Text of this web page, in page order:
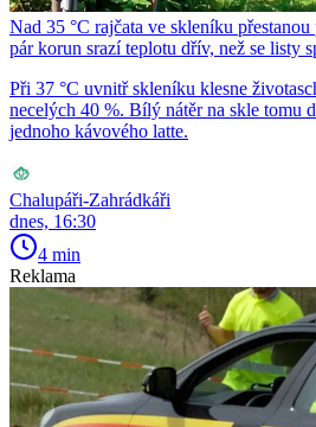
Nad 35 °C rajčata ve skleníku
pár korun srazí teplotu dřív, než se listy
Při 37 °C uvnitř skleníku klesne
necelých 40 %. Bílý nátěr na skle tomu
jednoho kávového latte.
Chalupáři-Zahrádkáři
dnes, 16:30
4 min
Reklama